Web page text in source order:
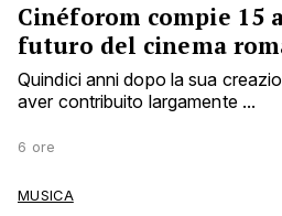
Cinéforom compie 15
futuro del cinema
Quindici anni dopo la sua
aver contribuito largamente ...
6 ore
MUSICA